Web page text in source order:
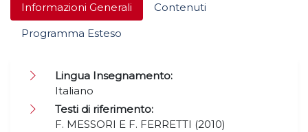
Informazioni Generali
Contenuti
Programma Esteso
Lingua Insegnamento:
Italiano
Testi di riferimento:
F. MESSORI E F. FERRETTI (2010)